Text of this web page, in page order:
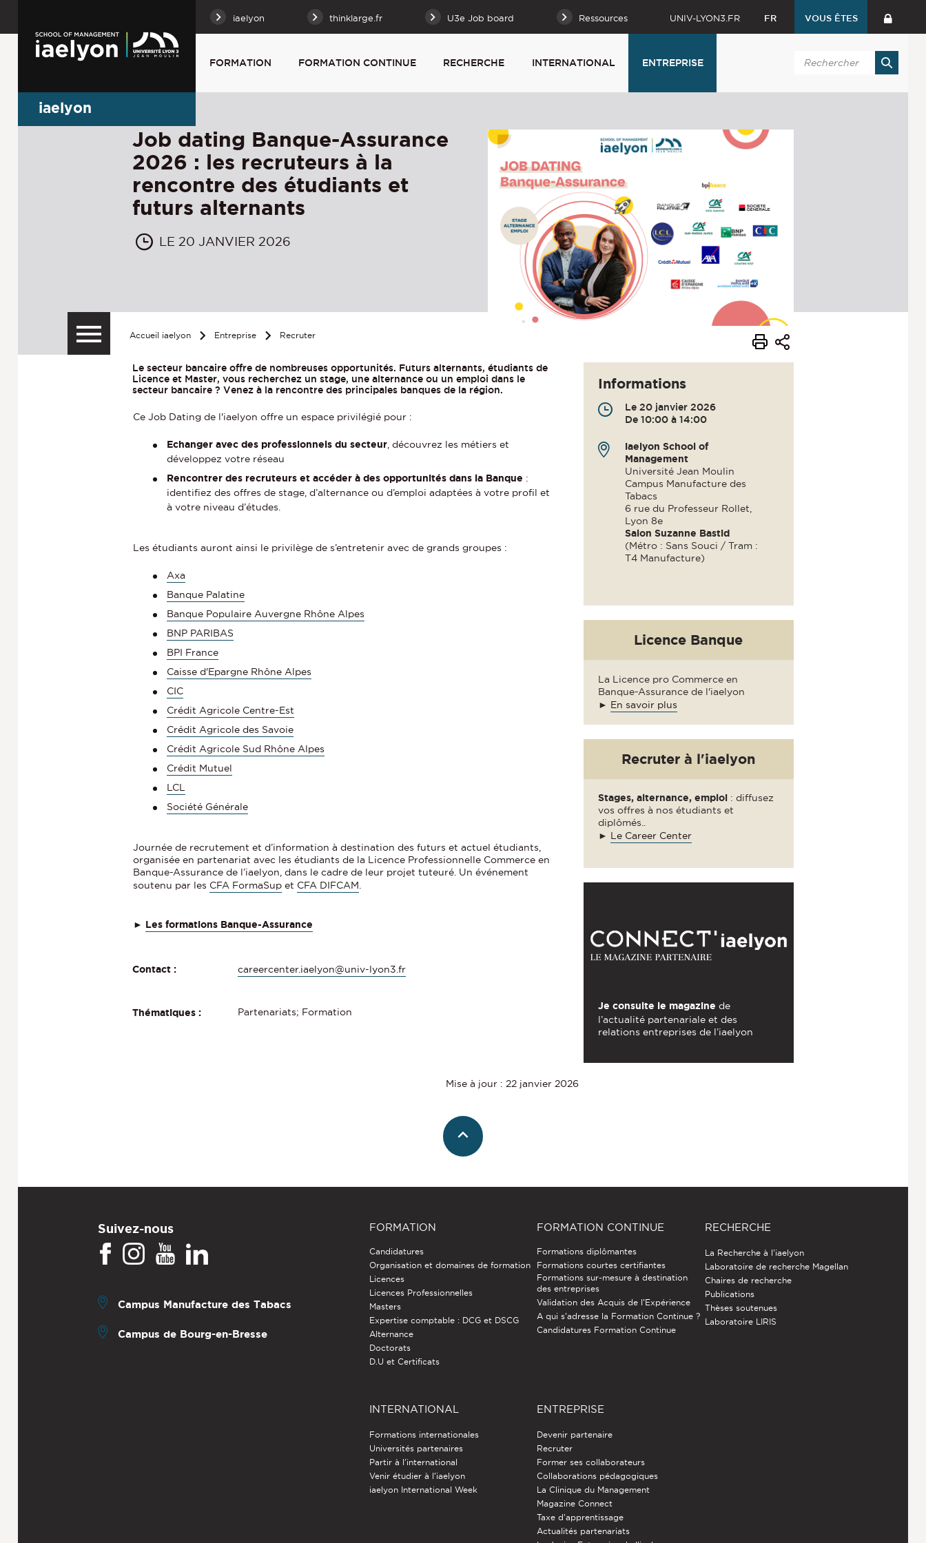
iaelyon thinklarge.fr U3e Job board Ressources UNIV-LYON3.FR FR VOUS ÊTES
FORMATION FORMATION CONTINUE RECHERCHE INTERNATIONAL ENTREPRISE
iaelyon
Job dating Banque-Assurance
2026 : les recruteurs à la
rencontre des étudiants et
futurs alternants
LE 20 JANVIER 2026
Accueil iaelyon Entreprise Recruter
Le secteur bancaire offre de nombreuses opportunités. Futurs alternants, étudiants de
Licence et Master, vous recherchez un stage, une alternance ou un emploi dans le
secteur bancaire ? Venez à la rencontre des principales banques de la région.
Ce Job Dating de l'iaelyon offre un espace privilégié pour :
Echanger avec des professionnels du secteur, découvrez les métiers et
développez votre réseau
Rencontrer des recruteurs et accéder à des opportunités dans la Banque :
identifiez des offres de stage, d’alternance ou d’emploi adaptées à votre profil et
à votre niveau d’études.
Les étudiants auront ainsi le privilège de s’entretenir avec de grands groupes :
Axa
Banque Palatine
Banque Populaire Auvergne Rhône Alpes
BNP PARIBAS
BPI France
Caisse d'Epargne Rhône Alpes
CIC
Crédit Agricole Centre-Est
Crédit Agricole des Savoie
Crédit Agricole Sud Rhône Alpes
Crédit Mutuel
LCL
Société Générale
Journée de recrutement et d’information à destination des futurs et actuel étudiants,
organisée en partenariat avec les étudiants de la Licence Professionnelle Commerce en
Banque-Assurance de l’iaelyon, dans le cadre de leur projet tuteuré. Un événement
soutenu par les CFA FormaSup et CFA DIFCAM.
► Les formations Banque-Assurance
Contact : careercenter.iaelyon@univ-lyon3.fr
Thématiques : Partenariats; Formation
Informations
Le 20 janvier 2026
De 10:00 à 14:00
iaelyon School of
Management
Université Jean Moulin
Campus Manufacture des
Tabacs
6 rue du Professeur Rollet,
Lyon 8e
Salon Suzanne Bastid
(Métro : Sans Souci / Tram :
T4 Manufacture)
Licence Banque
La Licence pro Commerce en
Banque-Assurance de l'iaelyon
► En savoir plus
Recruter à l'iaelyon
Stages, alternance, emploi: diffusez
vos offres à nos étudiants et
diplômés..
► Le Career Center
Je consulte le magazine de
l’actualité partenariale et des
relations entreprises de l’iaelyon
Mise à jour : 22 janvier 2026
Suivez-nous
Campus Manufacture des Tabacs
Campus de Bourg-en-Bresse
FORMATION
Candidatures
Organisation et domaines de formation
Licences
Licences Professionnelles
Masters
Expertise comptable : DCG et DSCG
Alternance
Doctorats
D.U et Certificats
FORMATION CONTINUE
Formations diplômantes
Formations courtes certifiantes
Formations sur-mesure à destination
des entreprises
Validation des Acquis de l’Expérience
A qui s'adresse la Formation Continue ?
Candidatures Formation Continue
RECHERCHE
La Recherche à l'iaelyon
Laboratoire de recherche Magellan
Chaires de recherche
Publications
Thèses soutenues
Laboratoire LIRIS
INTERNATIONAL
Formations internationales
Universités partenaires
Partir à l'international
Venir étudier à l’iaelyon
iaelyon International Week
ENTREPRISE
Devenir partenaire
Recruter
Former ses collaborateurs
Collaborations pédagogiques
La Clinique du Management
Magazine Connect
Taxe d'apprentissage
Actualités partenariats